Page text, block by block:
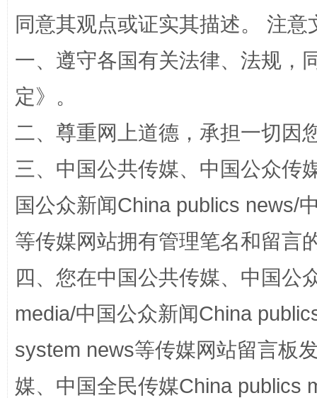
招工难、用工荒背后
网上购药对药下症？
同意其观点或证实其描述。 注
一、遵守各国有关法律、法规，
定》。
二、尊重网上道德，承担一切因
三、中国公共传媒、中国公众传
国公众新闻China publics news/
等传媒网站拥有管理笔名和留言
四、您在中国公共传媒、中国公
media/中国公众新闻China
system news等传媒网站留言板
媒、中国全民传媒China publics